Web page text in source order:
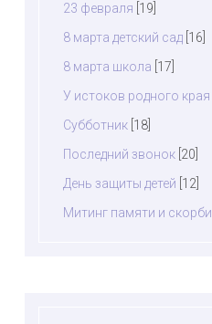
23 февраля [19]
8 марта детский сад [16]
8 марта школа [17]
У истоков родного края
Субботник [18]
Последний звонок [20]
День защиты детей [12]
Митинг памяти и скорби